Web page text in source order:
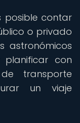
posible contar
o privado
astronómicos
planificar con
transporte
un viaje